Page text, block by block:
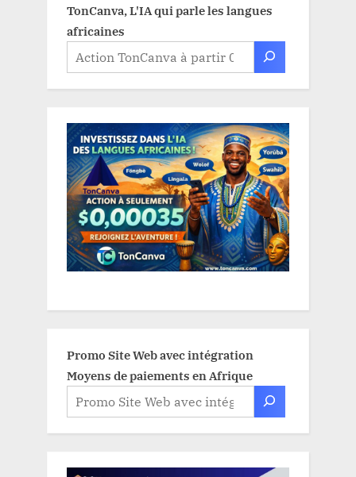
TonCanva, L'IA qui parle les langues
africaines
Promo Site Web avec intégration
Moyens de paiements en Afrique